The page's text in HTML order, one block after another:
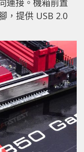
，提供 USB 2.0